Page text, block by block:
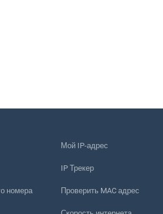
номера
Мой IP-адрес
IP Трекер
Проверить MAC адрес